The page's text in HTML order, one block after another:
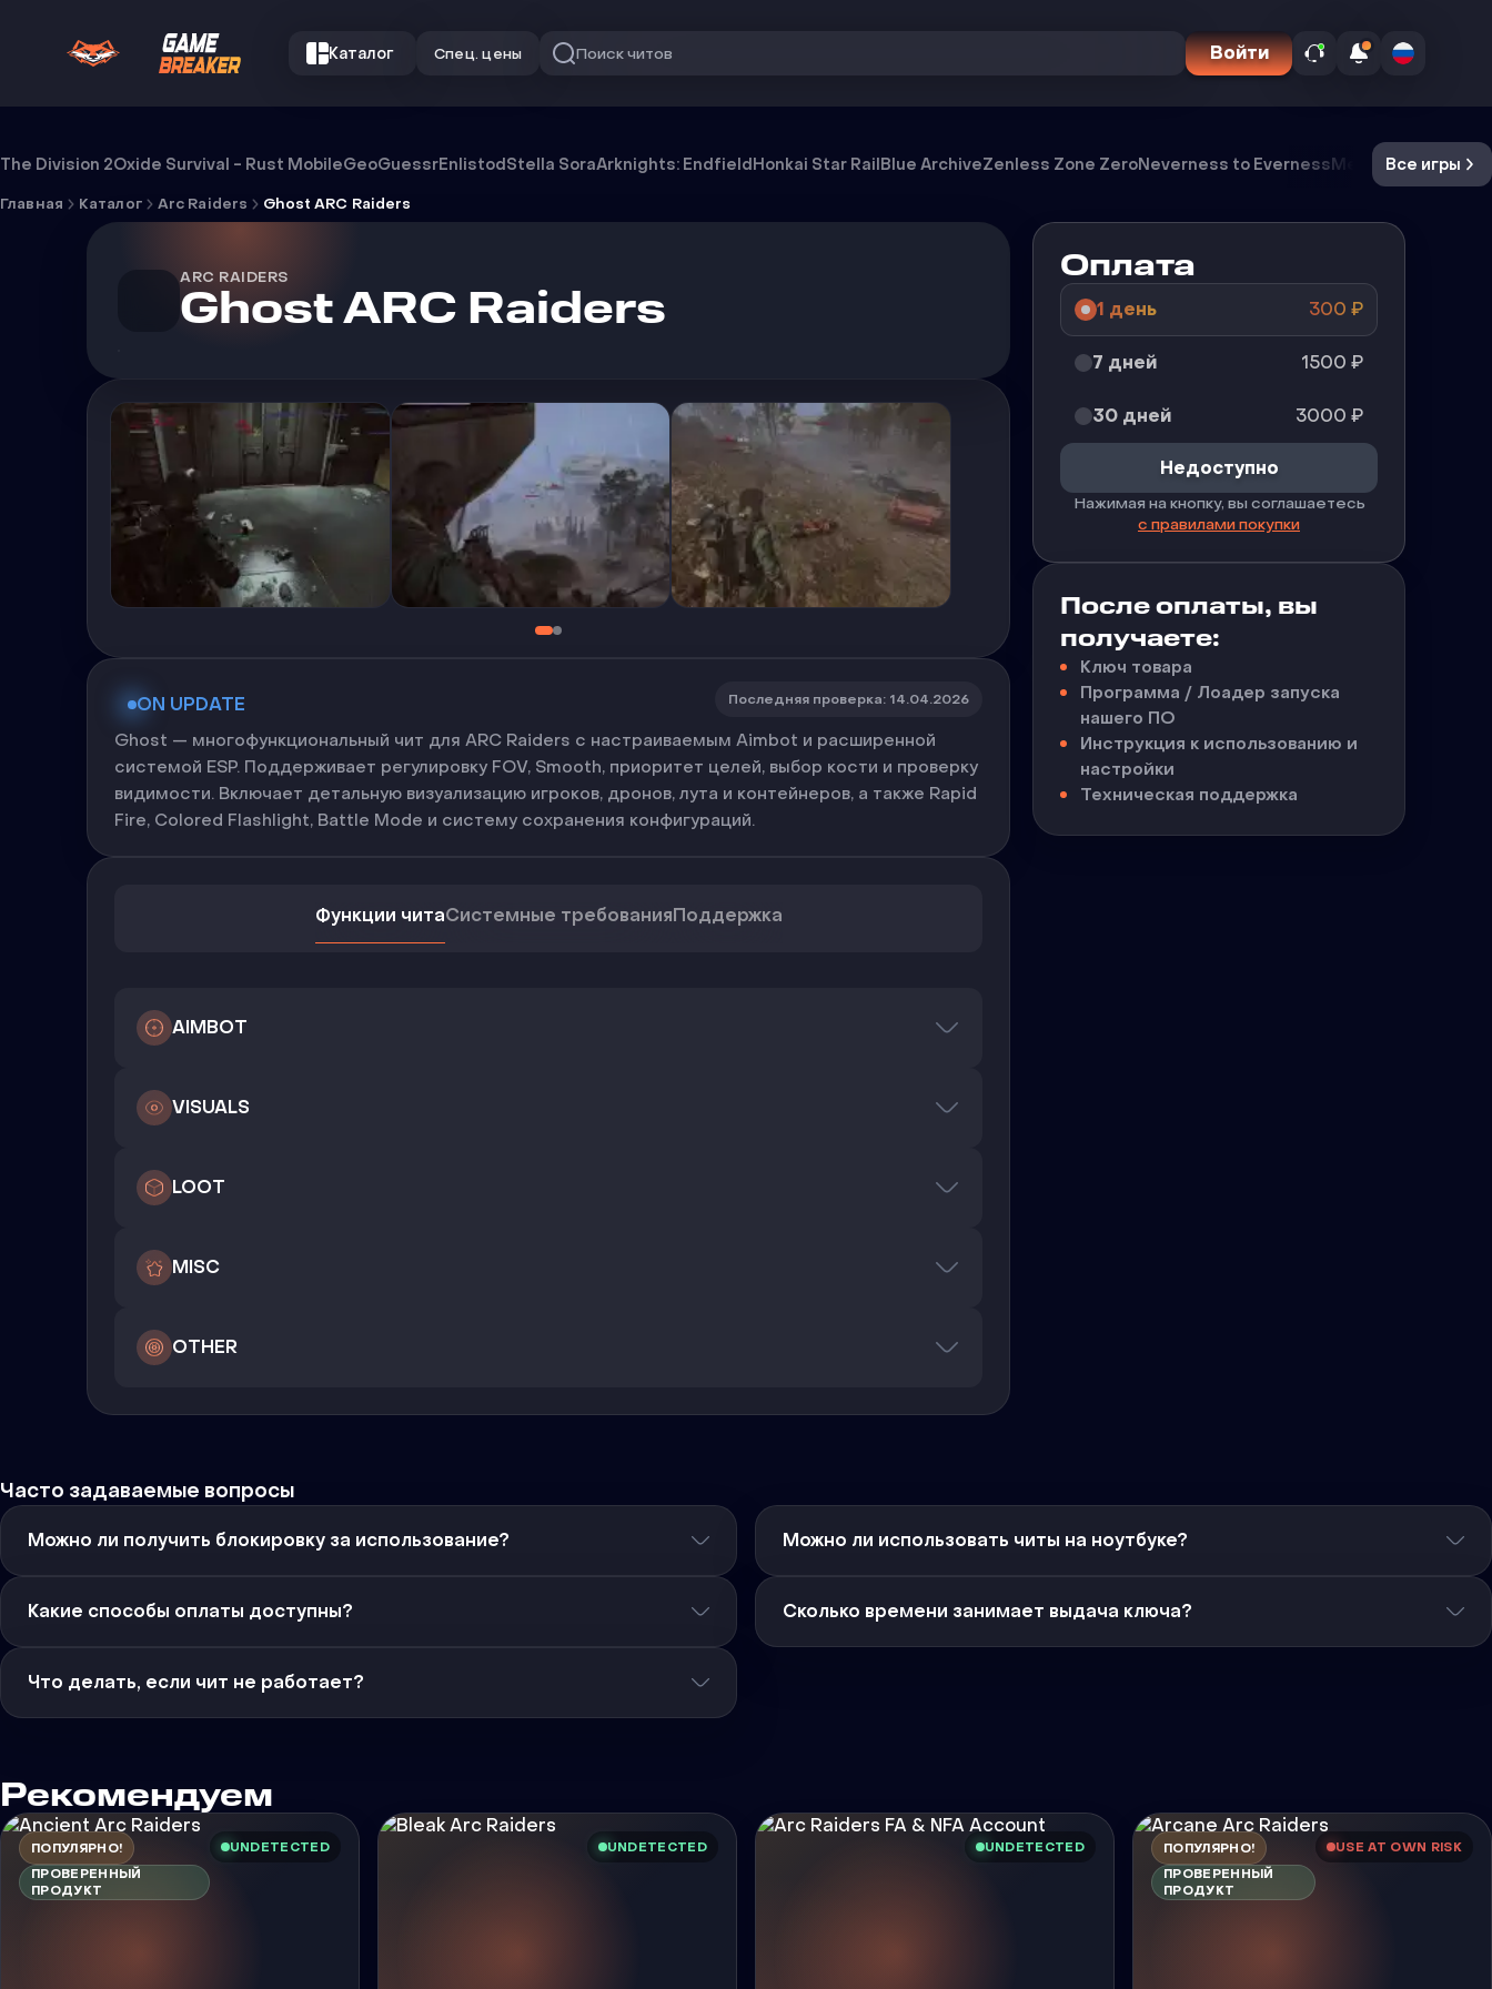
Каталог Спец. цены Поиск читов Войти
The Division 2Oxide Survival - Rust MobileGeoGuessrEnlistodStella SoraArknights: EndfieldHonkai Star RailBlue ArchiveZenless Zone ZeroNeverness to EvernessMecchaВсе игры
Главная Каталог Arc Raiders Ghost ARC Raiders
ARC RAIDERS
Ghost ARC Raiders
ON UPDATE Последняя проверка: 14.04.2026
Ghost — многофункциональный чит для ARC Raiders с настраиваемым Aimbot и расширенной
системой ESP. Поддерживает регулировку FOV, Smooth, приоритет целей, выбор кости и проверку
видимости. Включает детальную визуализацию игроков, дронов, лута и контейнеров, а также Rapid
Fire, Colored Flashlight, Battle Mode и систему сохранения конфигураций.
Функции читаСистемные требованияПоддержка
AIMBOT
VISUALS
LOOT
MISC
OTHER
Оплата
1 день 300 ₽
7 дней 1500 ₽
30 дней 3000 ₽
Недоступно
Нажимая на кнопку, вы соглашаетесь
с правилами покупки
После оплаты, вы
получаете:
Ключ товара
Программа / Лоадер запуска
нашего ПО
Инструкция к использованию и
настройки
Техническая поддержка
Часто задаваемые вопросы
Можно ли получить блокировку за использование? Можно ли использовать читы на ноутбуке?
Какие способы оплаты доступны? Сколько времени занимает выдача ключа?
Что делать, если чит не работает?
Рекомендуем
ПОПУЛЯРНО!
ПРОВЕРЕННЫЙ
ПРОДУКТ
UNDETECTED UNDETECTED UNDETECTED
ПОПУЛЯРНО!
ПРОВЕРЕННЫЙ
ПРОДУКТ
USE AT OWN RISK